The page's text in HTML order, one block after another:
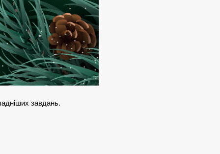
завдань.